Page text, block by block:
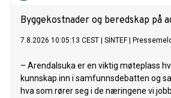
Byggekostnader og beredskap på
7.8.2026 10:05:13 CEST SINTEF|
– Arendalsuka er en viktig møteplass
kunnskap inn i samfunnsdebatten og
hva som rører seg i de næringene vi